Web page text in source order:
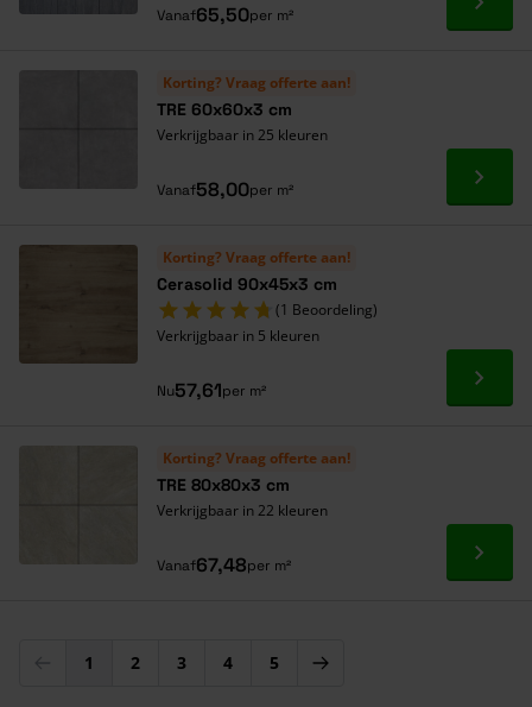
Vanaf65,50per m² Ga
Korting? Vraag offerte aan!
TRE 60x60x3 cm
Verkrijgbaar in 25 kleuren
Vanaf58,00per m² Ga
Korting? Vraag offerte aan!
Cerasolid 90x45x3 cm
(1 Beoordeling)
Verkrijgbaar in 5 kleuren
Nu57,61per m² Ga
Korting? Vraag offerte aan!
TRE 80x80x3 cm
Verkrijgbaar in 22 kleuren
Vanaf67,48per m² Ga
U lees momenteel pagina
1 Pagina
2 Pagina
3 Pagina
4 Pagina
5